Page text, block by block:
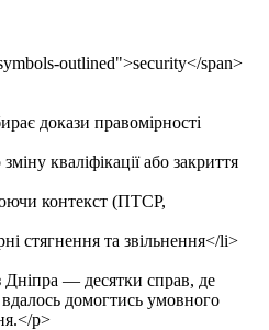
outlined">security</span>
докази правомірності
кваліфікації або закриття
контекст (ПТСР,
стягнення та звільнення</li>
Дніпра — десятки справ, де
домогтись умовного
p>